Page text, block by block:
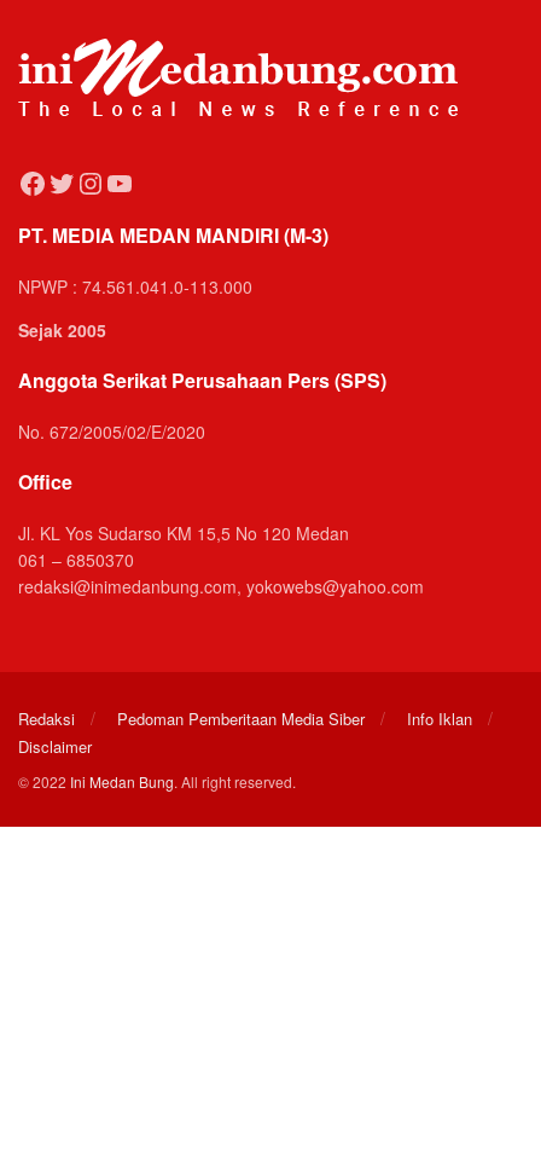
Facebook
Twitter
Instagram
YouTube
PT. MEDIA MEDAN MANDIRI (M-3)
NPWP : 74.561.041.0-113.000
Sejak 2005
Anggota Serikat Perusahaan Pers (SPS)
No. 672/2005/02/E/2020
Office
Jl. KL Yos Sudarso KM 15,5 No 120 Medan
061 – 6850370
redaksi@inimedanbung.com, yokowebs@yahoo.com
Redaksi Pedoman Pemberitaan Media Siber
Info Iklan
Disclaimer
© 2022 Ini Medan Bung. All right reserved.